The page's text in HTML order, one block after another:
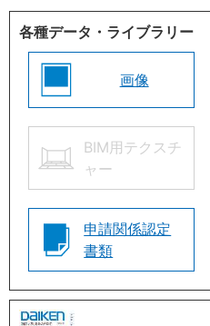
各種データ・ライブラリー
画像
BIM用テクスチ
ャー
申請関係認定
書類